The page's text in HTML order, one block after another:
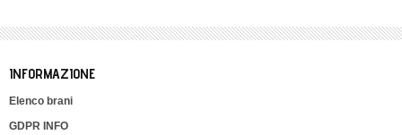
INFORMAZIONE
Elenco brani
GDPR INFO